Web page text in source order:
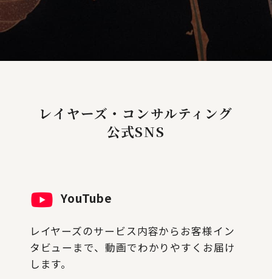
レイヤーズ・コンサルティング
公式SNS
YouTube
レイヤーズのサービス内容からお客様イン
タビューまで、動画でわかりやすくお届け
します。